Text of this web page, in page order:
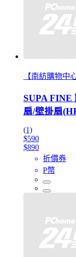
【南紡購物中
SUPA FINE
扇/壁掛扇
(1)
$590
$890
折價券
P幣